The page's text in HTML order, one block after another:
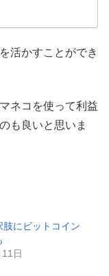
活かすことができ
ネコを使って利益
も良いと思いま
肢にビットコイン
日